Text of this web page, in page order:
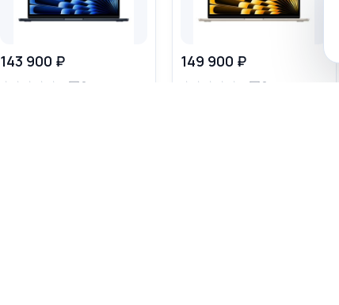
143 900 ₽
☆ ☆ ☆ ☆ ☆ 0
149 900 ₽
☆ ☆ ☆ ☆ ☆ 0